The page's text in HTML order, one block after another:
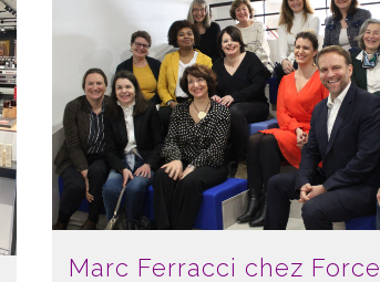
Marc Ferracci chez Force